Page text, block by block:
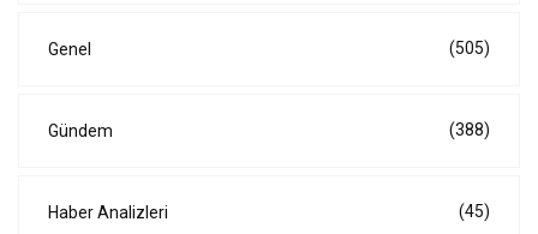
Genel (505)
Gündem (388)
Haber Analizleri (45)